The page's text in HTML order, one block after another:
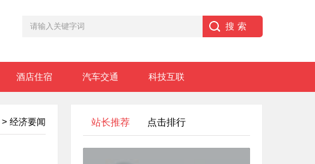
酒店住宿 汽车交通 科技互联
> 经济要闻 站长推荐 点击排行